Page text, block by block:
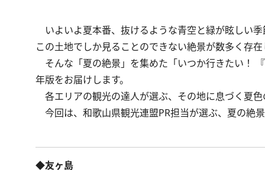
いよいよ夏本番、抜けるような青空と緑が眩しい
この土地でしか見ることのできない絶景が数多く存
そんな「夏の絶景」を集めた「いつか行きたい！
年版をお届けします。
各エリアの観光の達人が選ぶ、その地に息づく夏
今回は、和歌山県観光連盟PR担当が選ぶ、夏の絶
◆友ヶ島